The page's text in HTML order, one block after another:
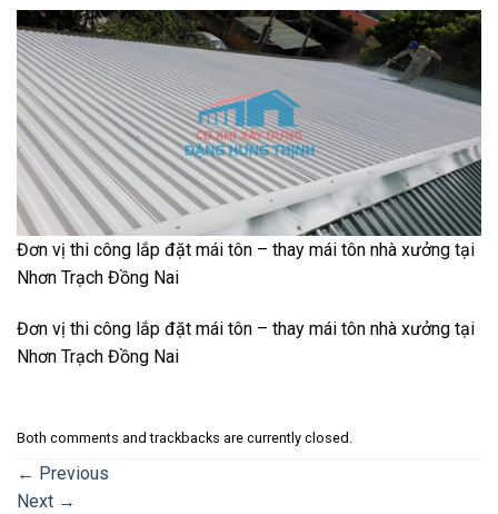
Đơn vị thi công lắp đặt mái tôn – thay mái tôn nhà xưởng tại
Nhơn Trạch Đồng Nai
Đơn vị thi công lắp đặt mái tôn – thay mái tôn nhà xưởng tại
Nhơn Trạch Đồng Nai
Both comments and trackbacks are currently closed.
← Previous
Next →